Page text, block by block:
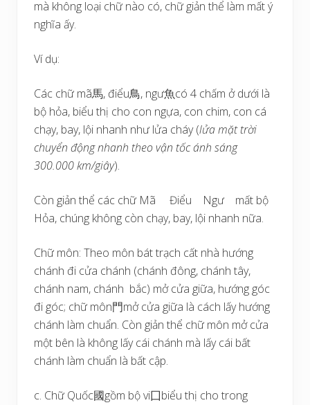
mà không loại chữ nào có, chữ giản thể làm mất ý
nghĩa ấy.
Ví dụ:
Các chữ mã馬, điểu鳥, ngư魚có 4 chấm ở dưới là
bộ hỏa, biểu thị cho con ngựa, con chim, con cá
chạy, bay, lội nhanh như lửa cháy (lửa mặt trời
chuyển động nhanh theo vận tốc ánh sáng
300.000 km/giây).
Còn giản thể các chữ Mã Điểu Ngư mất bộ
Hỏa, chúng không còn chạy, bay, lội nhanh nữa.
Chữ môn: Theo môn bát trạch cất nhà hướng
chánh đi cửa chánh (chánh đông, chánh tây,
chánh nam, chánh bắc) mở cửa giữa, hướng góc
đi góc; chữ môn門mở cửa giữa là cách lấy hướng
chánh làm chuẩn. Còn giản thể chữ môn mở cửa
một bên là không lấy cái chánh mà lấy cái bất
chánh làm chuẩn là bất cập.
c. Chữ Quốc國gồm bộ vi囗biểu thị cho trong